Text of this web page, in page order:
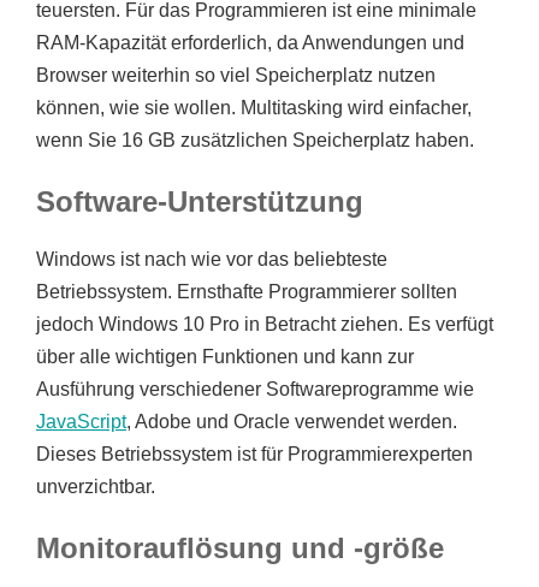
teuersten. Für das Programmieren ist eine minimale
RAM-Kapazität erforderlich, da Anwendungen und
Browser weiterhin so viel Speicherplatz nutzen
können, wie sie wollen. Multitasking wird einfacher,
wenn Sie 16 GB zusätzlichen Speicherplatz haben.
Software-Unterstützung
Windows ist nach wie vor das beliebteste
Betriebssystem. Ernsthafte Programmierer sollten
jedoch Windows 10 Pro in Betracht ziehen. Es verfügt
über alle wichtigen Funktionen und kann zur
Ausführung verschiedener Softwareprogramme wie
JavaScript, Adobe und Oracle verwendet werden.
Dieses Betriebssystem ist für Programmierexperten
unverzichtbar.
Monitorauflösung und -größe